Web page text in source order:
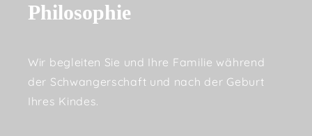
Philosophie
Wir begleiten Sie und Ihre Familie während
der Schwangerschaft und nach der Geburt
Ihres Kindes.